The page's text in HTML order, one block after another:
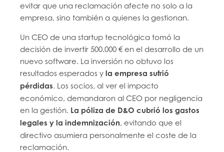
evitar que una reclamación afecte no solo a la
empresa, sino también a quienes la gestionan.
Un CEO de una startup tecnológica tomó la
decisión de invertir 500.000 € en el desarrollo de un
nuevo software. La inversión no obtuvo los
resultados esperados yla empresa sufrió
pérdidas. Los socios, al ver el impacto
económico, demandaron al CEO por negligencia
en la gestión. La póliza de D&O cubrió los gastos
legales y la indemnización, evitando que el
directivo asumiera personalmente el coste de la
reclamación.